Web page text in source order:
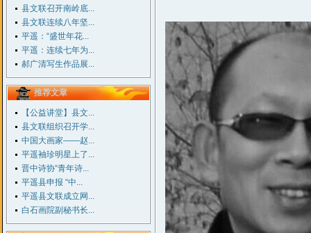
县文联召开南岭底...
县文联连续八年坚...
平遥：“盛世年花...
平遥：连续七年为...
郝广清写生作品展...
推荐文章
【公益讲堂】县文...
县文联组织召开学...
中国大画家——赵...
平遥袖珍明星上了...
晋中诗协“青年诗...
平遥县申报 “中...
平遥县文联成立网...
白石画院副秘书长...